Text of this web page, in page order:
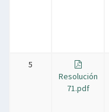
5
Resolución
71.pdf